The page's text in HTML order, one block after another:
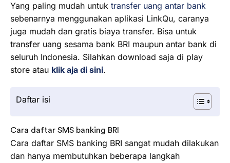
Yang paling mudah untuk transfer uang antar bank
sebenarnya menggunakan aplikasi LinkQu, caranya
juga mudah dan gratis biaya transfer. Bisa untuk
transfer uang sesama bank BRI maupun antar bank di
seluruh Indonesia. Silahkan download saja di play
store atau klik aja di sini.
Daftar isi
Cara daftar SMS banking BRI
Cara daftar SMS banking BRI sangat mudah dilakukan
dan hanya membutuhkan beberapa langkah